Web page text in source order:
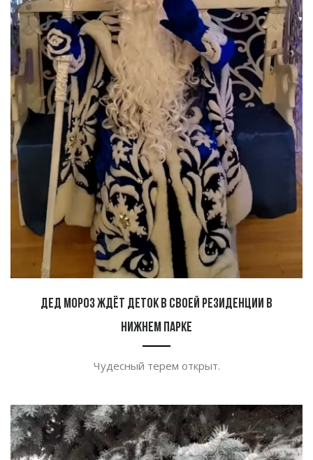
Дед Мороз ждёт деток в своей резиденции в
Нижнем парке
Чудесный терем открыт.